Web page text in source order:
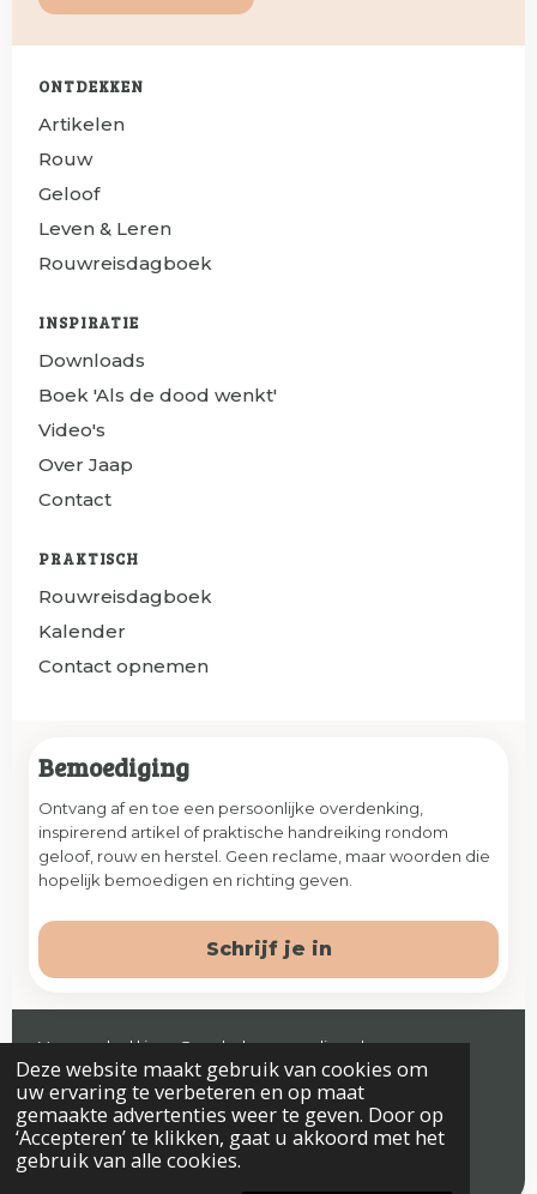
Deze website maakt gebruik van cookies om
uw ervaring te verbeteren en op maat
gemaakte advertenties weer te geven. Door op
‘Accepteren’ te klikken, gaat u akkoord met het
gebruik van alle cookies.
ONTDEKKEN
Artikelen
Rouw
Geloof
Leven & Leren
Rouwreisdagboek
INSPIRATIE
Downloads
Boek 'Als de dood wenkt'
Video's
Over Jaap
Contact
PRAKTISCH
Rouwreisdagboek
Kalender
Contact opnemen
Bemoediging
Ontvang af en toe een persoonlijke overdenking,
inspirerend artikel of praktische handreiking rondom
geloof, rouw en herstel. Geen reclame, maar woorden die
hopelijk bemoedigen en richting geven.
Schrijf je in
Veenendaal | jaap@prelude-counseling.nl
© 2026 Prelude. Alle rechten voorbehouden.
Algemene voorwaardenPrivacyverklaring & Disclaimer